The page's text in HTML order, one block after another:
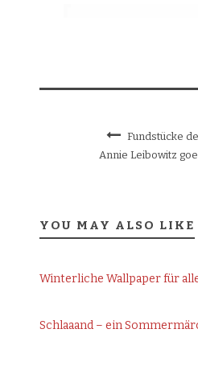
Fundstücke
Annie Leibowitz
YOU MAY ALSO LIKE
Winterliche Wallpaper für
Schlaaand – ein